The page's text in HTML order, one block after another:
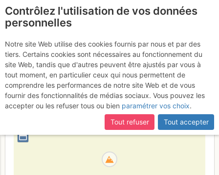
Castor
Italie Valais E - Alpes Pennines E Vallée d'Aoste
+
–
Contrôlez l'utilisation de vos données
personnelles
Notre site Web utilise des cookies fournis par nous et par des
tiers. Certains cookies sont nécessaires au fonctionnement du
site Web, tandis que d'autres peuvent être ajustés par vous à
tout moment, en particulier ceux qui nous permettent de
comprendre les performances de notre site Web et de vous
fournir des fonctionnalités de médias sociaux. Vous pouvez les
accepter ou les refuser tous ou bien paramétrer vos choix.
Tout refuser
Tout accepter